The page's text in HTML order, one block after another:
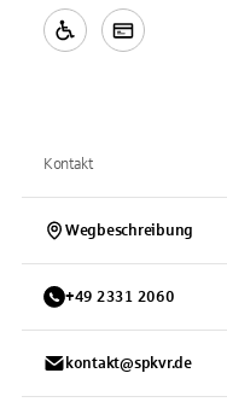
Kontakt
Wegbeschreibung
+49 2331 2060
kontakt@spkvr.de